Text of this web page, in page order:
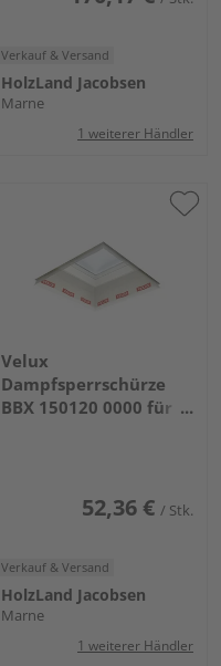
Verkauf & Versand
HolzLand Jacobsen
Marne
1 weiterer Händler
Velux
Dampfsperrschürze
BBX 150120 0000 für
52,36 € / Stk.
Verkauf & Versand
HolzLand Jacobsen
Marne
1 weiterer Händler